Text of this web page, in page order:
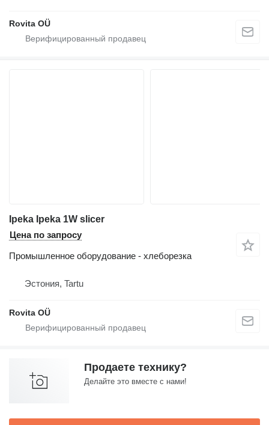
Rovita OÜ
Ipeka Ipeka 1W slicer
Цена по запросу
Промышленное оборудование - хлеборезка
Эстония, Tartu
Rovita OÜ
Продаете технику?
Делайте это вместе с нами!